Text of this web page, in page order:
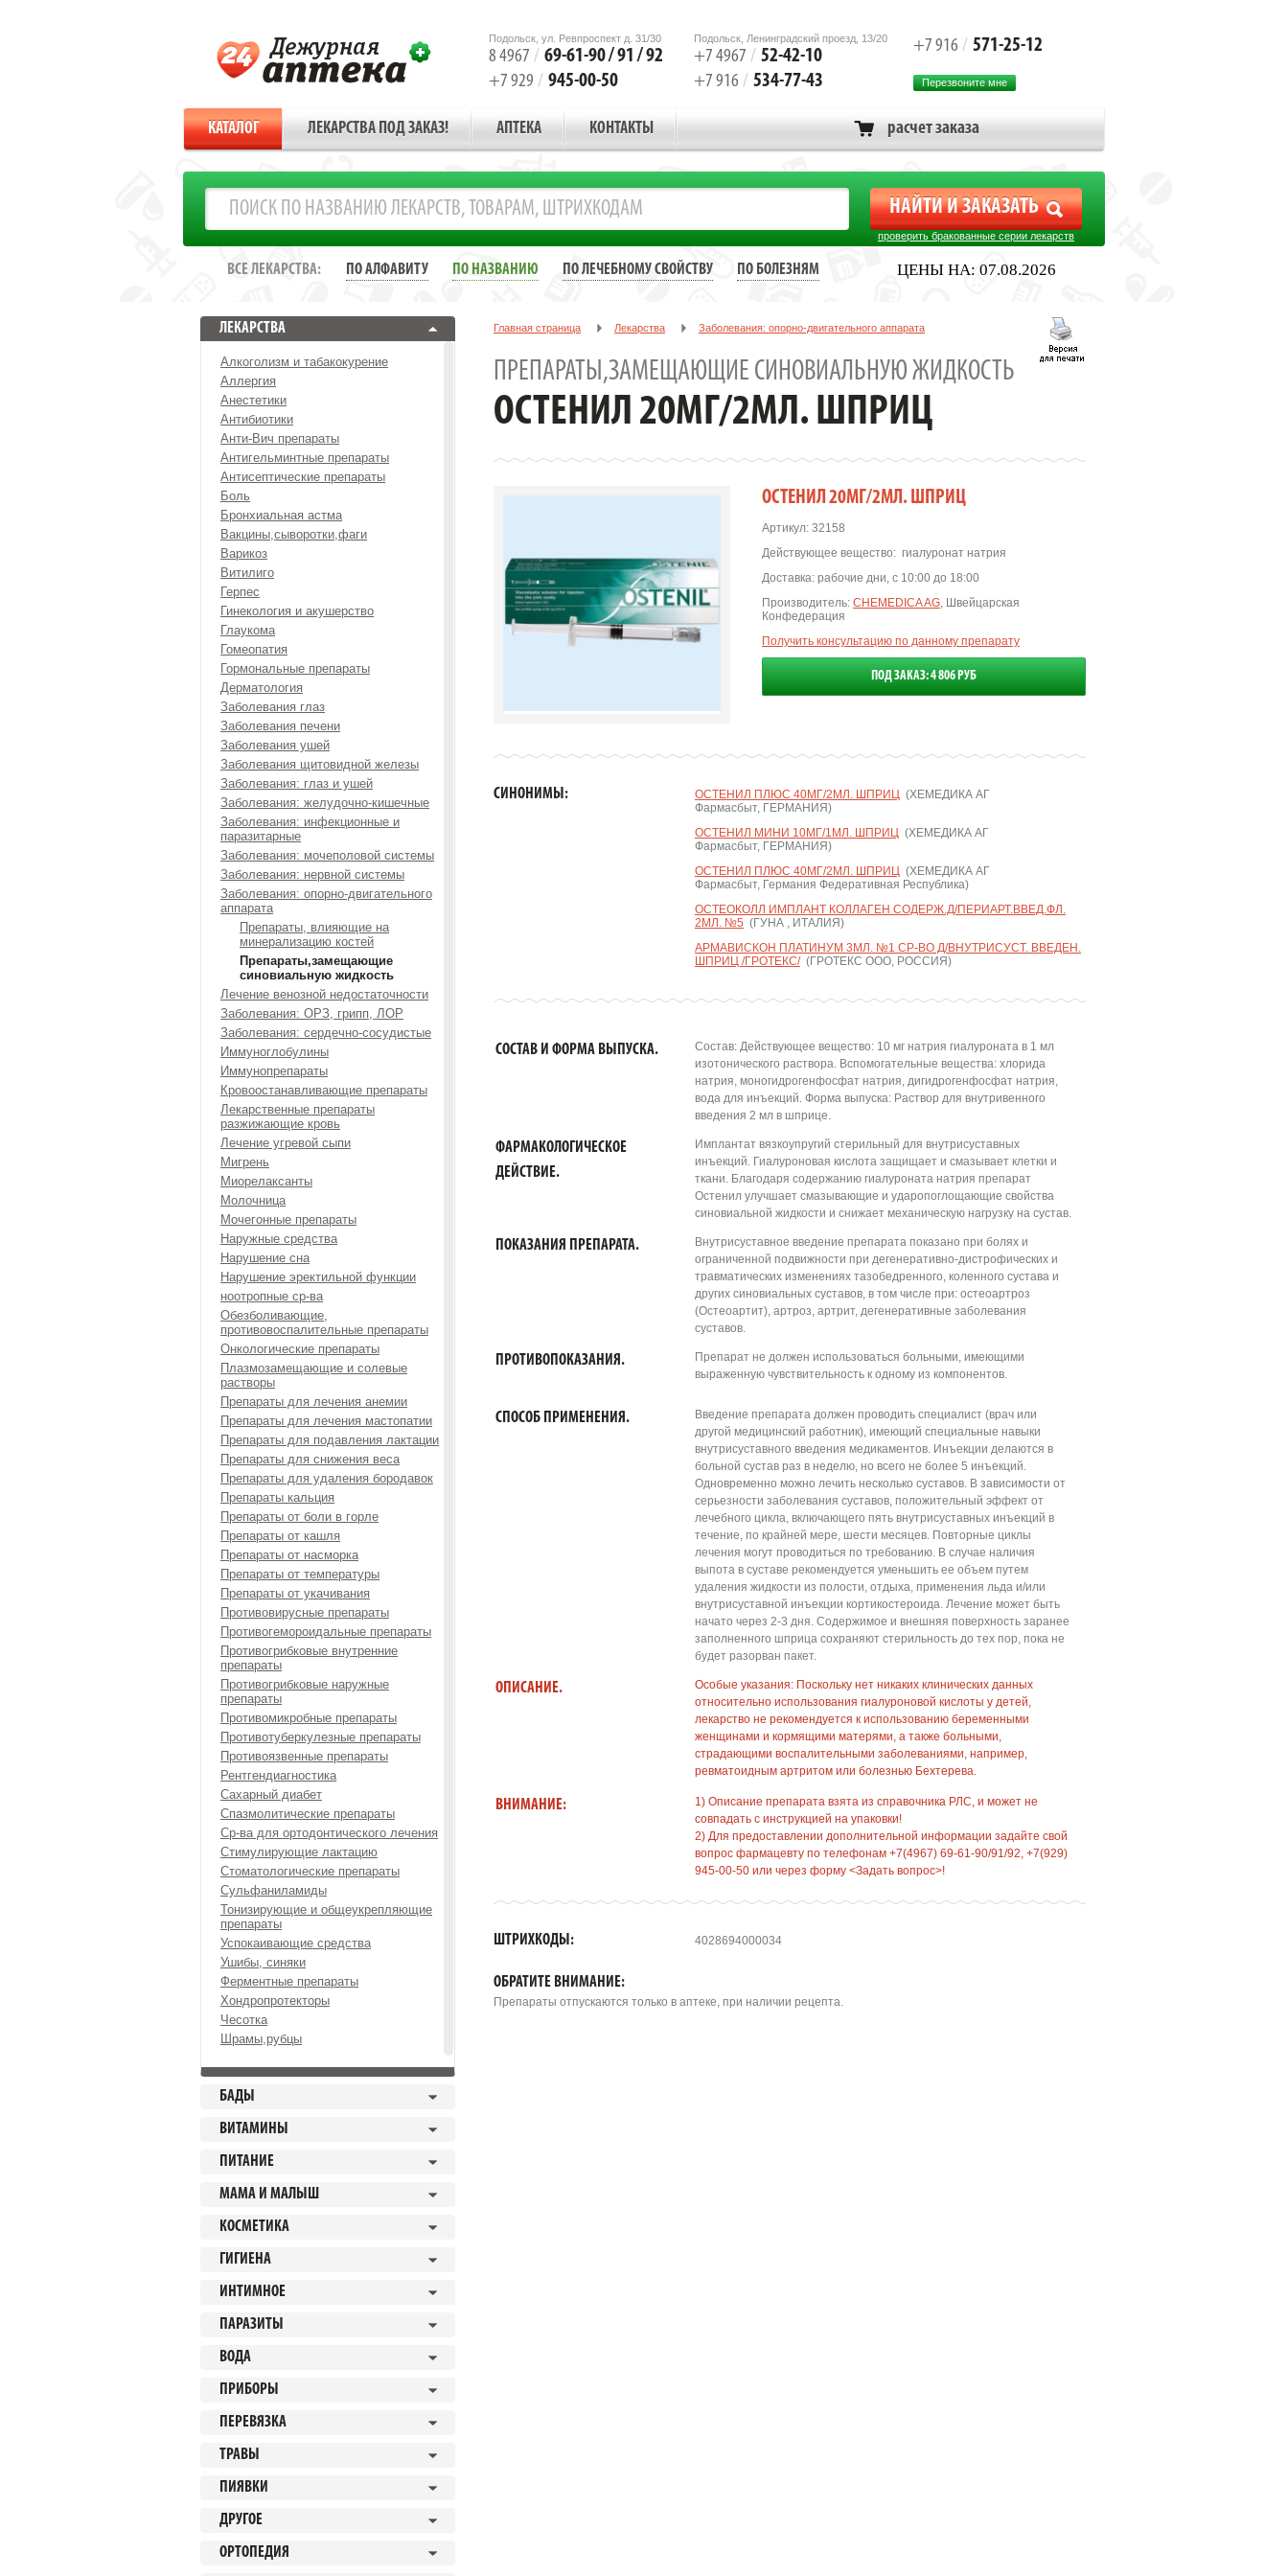
Подольск, ул. Ревпроспект д. 31/30
8 4967 / 69-61-90 / 91 / 92
+7 929 / 945-00-50
Подольск, Ленинградский проезд, 13/20
+7 4967 / 52-42-10
+7 916 / 534-77-43
+7 916 / 571-25-12
Перезвоните мне
КАТАЛОГ ЛЕКАРСТВА ПОД ЗАКАЗ! АПТЕКА КОНТАКТЫ расчет заказа
проверить бракованные серии лекарств
ЦЕНЫ НА: 07.08.2026
ВСЕ ЛЕКАРСТВА: ПО АЛФАВИТУ ПО НАЗВАНИЮ ПО ЛЕЧЕБНОМУ СВОЙСТВУ ПО БОЛЕЗНЯМ
ЛЕКАРСТВА
Алкоголизм и табакокурение
Аллергия
Анестетики
Антибиотики
Анти-Вич препараты
Антигельминтные препараты
Антисептические препараты
Боль
Бронхиальная астма
Вакцины,сыворотки,фаги
Варикоз
Витилиго
Герпес
Гинекология и акушерство
Глаукома
Гомеопатия
Гормональные препараты
Дерматология
Заболевания глаз
Заболевания печени
Заболевания ушей
Заболевания щитовидной железы
Заболевания: глаз и ушей
Заболевания: желудочно-кишечные
Заболевания: инфекционные и
паразитарные
Заболевания: мочеполовой системы
Заболевания: нервной системы
Заболевания: опорно-двигательного
аппарата
Препараты, влияющие на
минерализацию костей
Препараты,замещающие
синовиальную жидкость
Лечение венозной недостаточности
Заболевания: ОРЗ, грипп, ЛОР
Заболевания: сердечно-сосудистые
Иммуноглобулины
Иммунопрепараты
Кровоостанавливающие препараты
Лекарственные препараты
разжижающие кровь
Лечение угревой сыпи
Мигрень
Миорелаксанты
Молочница
Мочегонные препараты
Наружные средства
Нарушение сна
Нарушение эректильной функции
ноотропные ср-ва
Обезболивающие,
противовоспалительные препараты
Онкологические препараты
Плазмозамещающие и солевые
растворы
Препараты для лечения анемии
Препараты для лечения мастопатии
Препараты для подавления лактации
Препараты для снижения веса
Препараты для удаления бородавок
Препараты кальция
Препараты от боли в горле
Препараты от кашля
Препараты от насморка
Препараты от температуры
Препараты от укачивания
Противовирусные препараты
Противогемороидальные препараты
Противогрибковые внутренние
препараты
Противогрибковые наружные
препараты
Противомикробные препараты
Противотуберкулезные препараты
Противоязвенные препараты
Рентгендиагностика
Сахарный диабет
Спазмолитические препараты
Ср-ва для ортодонтического лечения
Стимулирующие лактацию
Стоматологические препараты
Сульфаниламиды
Тонизирующие и общеукрепляющие
препараты
Успокаивающие средства
Ушибы, синяки
Ферментные препараты
Хондропротекторы
Чесотка
Шрамы,рубцы
БАДЫ
ВИТАМИНЫ
ПИТАНИЕ
МАМА И МАЛЫШ
КОСМЕТИКА
ГИГИЕНА
ИНТИМНОЕ
ПАРАЗИТЫ
ВОДА
ПРИБОРЫ
ПЕРЕВЯЗКА
ТРАВЫ
ПИЯВКИ
ДРУГОЕ
ОРТОПЕДИЯ
Главная страница Лекарства Заболевания: опорно-двигательного аппарата
ПРЕПАРАТЫ,ЗАМЕЩАЮЩИЕ СИНОВИАЛЬНУЮ ЖИДКОСТЬ
ОСТЕНИЛ 20МГ/2МЛ. ШПРИЦ
ОСТЕНИЛ 20МГ/2МЛ. ШПРИЦ
Артикул: 32158
Действующее вещество: гиалуронат натрия
Доставка: рабочие дни, с 10:00 до 18:00
Производитель: CHEMEDICA AG, Швейцарская
Конфедерация
Получить консультацию по данному препарату
ПОД ЗАКАЗ: 4 806 РУБ
СИНОНИМЫ: ОСТЕНИЛ ПЛЮС 40МГ/2МЛ. ШПРИЦ (ХЕМЕДИКА АГ
Фармасбыт, ГЕРМАНИЯ)
ОСТЕНИЛ МИНИ 10МГ/1МЛ. ШПРИЦ (ХЕМЕДИКА АГ
Фармасбыт, ГЕРМАНИЯ)
ОСТЕНИЛ ПЛЮС 40МГ/2МЛ. ШПРИЦ (ХЕМЕДИКА АГ
Фармасбыт, Германия Федеративная Республика)
ОСТЕОКОЛЛ ИМПЛАНТ КОЛЛАГЕН СОДЕРЖ.Д/ПЕРИАРТ.ВВЕД.ФЛ.
2МЛ. №5 (ГУНА , ИТАЛИЯ)
АРМАВИСКОН ПЛАТИНУМ 3МЛ. №1 СР-ВО Д/ВНУТРИСУСТ. ВВЕДЕН.
ШПРИЦ /ГРОТЕКС/(ГРОТЕКС ООО, РОССИЯ)
СОСТАВ И ФОРМА ВЫПУСКА.
Состав: Действующее вещество: 10 мг натрия гиалуроната в 1 мл
изотонического раствора. Вспомогательные вещества: хлорида
натрия, моногидрогенфосфат натрия, дигидрогенфосфат натрия,
вода для инъекций. Форма выпуска: Раствор для внутривенного
введения 2 мл в шприце.
ФАРМАКОЛОГИЧЕСКОЕ
ДЕЙСТВИЕ.
Имплантат вязкоупругий стерильный для внутрисуставных
инъекций. Гиалуроновая кислота защищает и смазывает клетки и
ткани. Благодаря содержанию гиалуроната натрия препарат
Остенил улучшает смазывающие и ударопоглощающие свойства
синовиальной жидкости и снижает механическую нагрузку на сустав.
ПОКАЗАНИЯ ПРЕПАРАТА.
Внутрисуставное введение препарата показано при болях и
ограниченной подвижности при дегенеративно-дистрофических и
травматических изменениях тазобедренного, коленного сустава и
других синовиальных суставов, в том числе при: остеоартроз
(Остеоартит), артроз, артрит, дегенеративные заболевания
суставов.
ПРОТИВОПОКАЗАНИЯ.
Препарат не должен использоваться больными, имеющими
выраженную чувствительность к одному из компонентов.
СПОСОБ ПРИМЕНЕНИЯ.
Введение препарата должен проводить специалист (врач или
другой медицинский работник), имеющий специальные навыки
внутрисуставного введения медикаментов. Инъекции делаются в
больной сустав раз в неделю, но всего не более 5 инъекций.
Одновременно можно лечить несколько суставов. В зависимости от
серьезности заболевания суставов, положительный эффект от
лечебного цикла, включающего пять внутрисуставных инъекций в
течение, по крайней мере, шести месяцев. Повторные циклы
лечения могут проводиться по требованию. В случае наличия
выпота в суставе рекомендуется уменьшить ее объем путем
удаления жидкости из полости, отдыха, применения льда и/или
внутрисуставной инъекции кортикостероида. Лечение может быть
начато через 2-3 дня. Содержимое и внешняя поверхность заранее
заполненного шприца сохраняют стерильность до тех пор, пока не
будет разорван пакет.
ОПИСАНИЕ.
Особые указания: Поскольку нет никаких клинических данных
относительно использования гиалуроновой кислоты у детей,
лекарство не рекомендуется к использованию беременными
женщинами и кормящими матерями, а также больными,
страдающими воспалительными заболеваниями, например,
ревматоидным артритом или болезнью Бехтерева.
ВНИМАНИЕ:
1) Описание препарата взята из справочника РЛС, и может не
совпадать с инструкцией на упаковки!
2) Для предоставлении дополнительной информации задайте свой
вопрос фармацевту по телефонам +7(4967) 69-61-90/91/92, +7(929)
945-00-50 или через форму <Задать вопрос>!
ШТРИХКОДЫ: 4028694000034
ОБРАТИТЕ ВНИМАНИЕ:
Препараты отпускаются только в аптеке, при наличии рецепта.